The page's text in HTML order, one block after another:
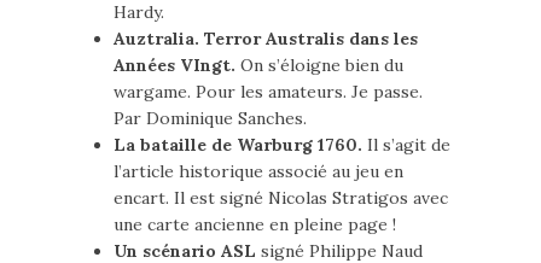
Hardy.
Auztralia. Terror Australis dans les
Années VIngt. On s’éloigne bien du
wargame. Pour les amateurs. Je passe.
Par Dominique Sanches.
La bataille de Warburg 1760. Il s’agit de
l’article historique associé au jeu en
encart. Il est signé Nicolas Stratigos avec
une carte ancienne en pleine page !
Un scénario ASL signé Philippe Naud